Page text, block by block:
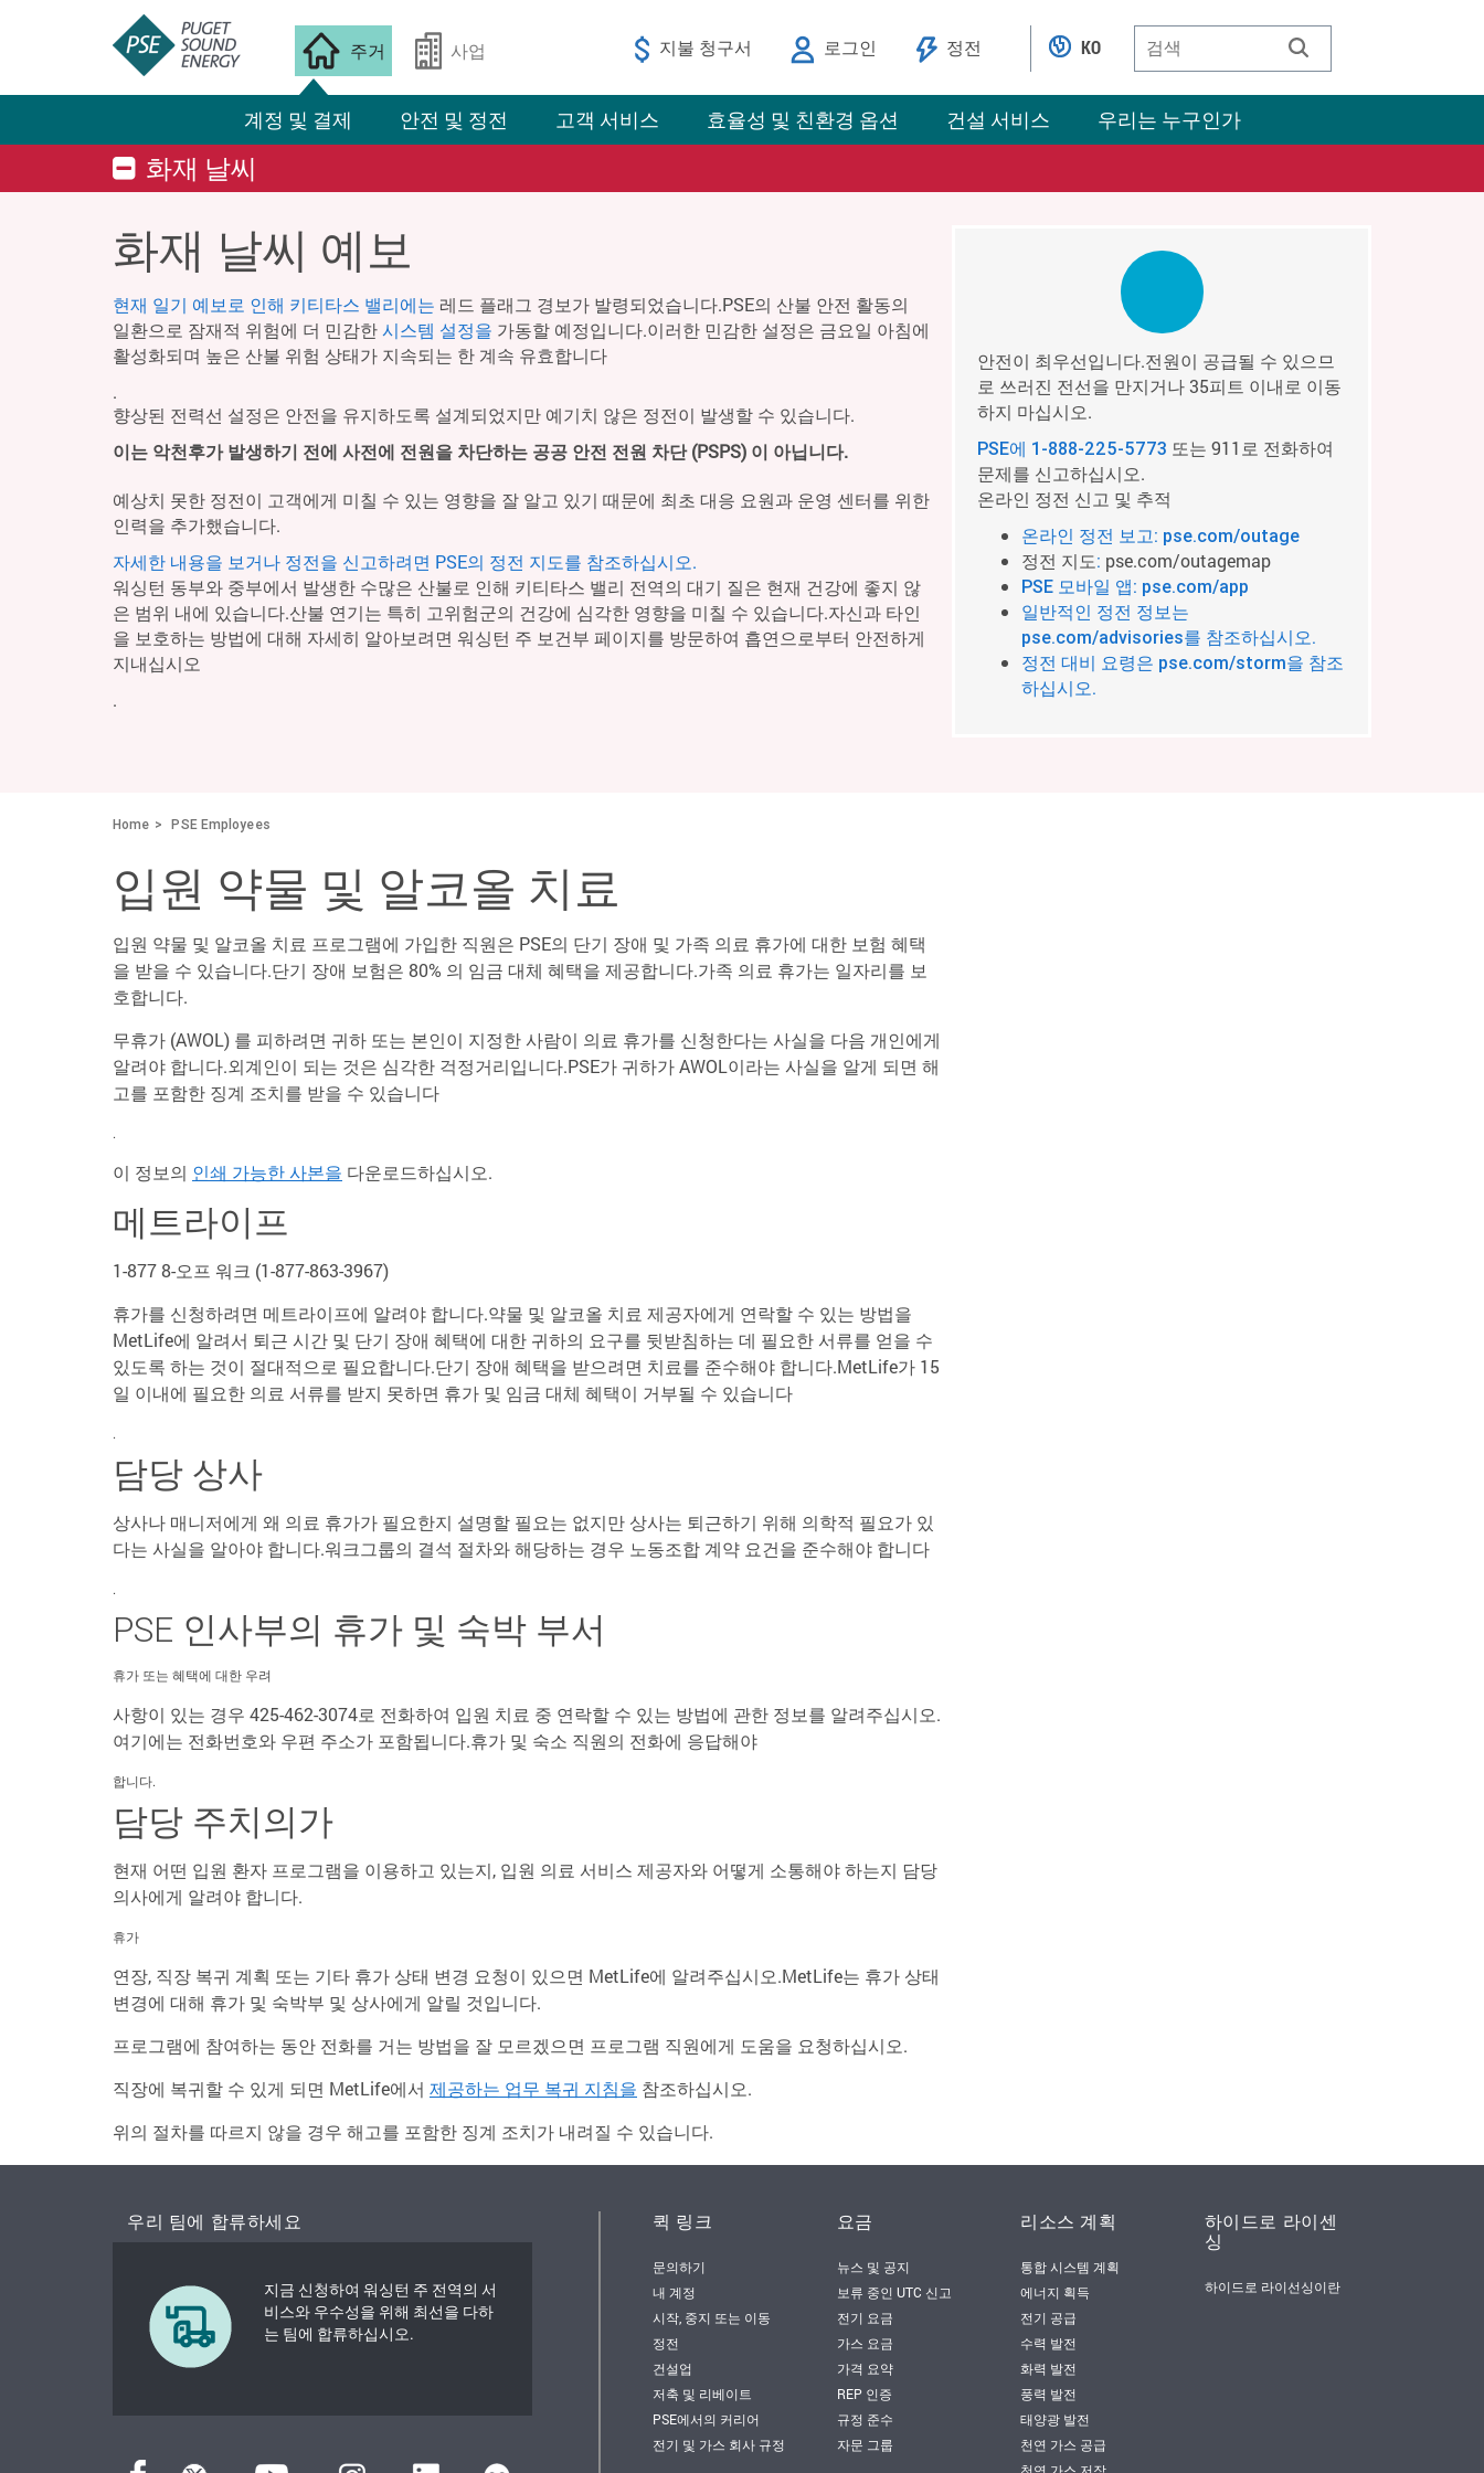
주거
계정 및 결제 안전 및 정전 고객 서비스 효율성 및 친환경 옵션 건설 서비스 우리는 누구인가
사업 지불 청구서 로그인 정전 KO
화재 날씨
화재 날씨 예보
현재 일기 예보로 인해 키티타스 밸리에는 레드 플래그 경보가 발령되었습니다.PSE의 산불 안전 활동의
일환으로 잠재적 위험에 더 민감한시스템 설정을 가동할 예정입니다.이러한 민감한 설정은 금요일 아침에
활성화되며 높은 산불 위험 상태가 지속되는 한 계속 유효합니다
.
향상된 전력선 설정은 안전을 유지하도록 설계되었지만 예기치 않은 정전이 발생할 수 있습니다.
이는 악천후가 발생하기 전에 사전에 전원을 차단하는 공공 안전 전원 차단 (PSPS) 이 아닙니다.
예상치 못한 정전이 고객에게 미칠 수 있는 영향을 잘 알고 있기 때문에 최초 대응 요원과 운영 센터를 위한
인력을 추가했습니다.
자세한 내용을 보거나 정전을 신고하려면 PSE의 정전 지도를 참조하십시오.
워싱턴 동부와 중부에서 발생한 수많은 산불로 인해 키티타스 밸리 전역의 대기 질은 현재 건강에 좋지 않
은 범위 내에 있습니다.산불 연기는 특히 고위험군의 건강에 심각한 영향을 미칠 수 있습니다.자신과 타인
을 보호하는 방법에 대해 자세히 알아보려면 워싱턴 주 보건부 페이지를 방문하여 흡연으로부터 안전하게
지내십시오
.
안전이 최우선입니다.전원이 공급될 수 있으므
로 쓰러진 전선을 만지거나 35피트 이내로 이동
하지 마십시오.
PSE에 1-888-225-5773 또는 911로 전화하여
문제를 신고하십시오.
온라인 정전 신고 및 추적
온라인 정전 보고: pse.com/outage
정전 지도: pse.com/outagemap
PSE 모바일 앱: pse.com/app
일반적인 정전 정보는
pse.com/advisories를 참조하십시오.
정전 대비 요령은 pse.com/storm을 참조
하십시오.
Home PSE Employees
입원 약물 및 알코올 치료
입원 약물 및 알코올 치료 프로그램에 가입한 직원은 PSE의 단기 장애 및 가족 의료 휴가에 대한 보험 혜택
을 받을 수 있습니다.단기 장애 보험은 80% 의 임금 대체 혜택을 제공합니다.가족 의료 휴가는 일자리를 보
호합니다.
무휴가 (AWOL) 를 피하려면 귀하 또는 본인이 지정한 사람이 의료 휴가를 신청한다는 사실을 다음 개인에게
알려야 합니다.외계인이 되는 것은 심각한 걱정거리입니다.PSE가 귀하가 AWOL이라는 사실을 알게 되면 해
고를 포함한 징계 조치를 받을 수 있습니다
.
이 정보의 인쇄 가능한 사본을 다운로드하십시오.
메트라이프
1-877 8-오프 워크 (1-877-863-3967)
휴가를 신청하려면 메트라이프에 알려야 합니다.약물 및 알코올 치료 제공자에게 연락할 수 있는 방법을
MetLife에 알려서 퇴근 시간 및 단기 장애 혜택에 대한 귀하의 요구를 뒷받침하는 데 필요한 서류를 얻을 수
있도록 하는 것이 절대적으로 필요합니다.단기 장애 혜택을 받으려면 치료를 준수해야 합니다.MetLife가 15
일 이내에 필요한 의료 서류를 받지 못하면 휴가 및 임금 대체 혜택이 거부될 수 있습니다
.
담당 상사
상사나 매니저에게 왜 의료 휴가가 필요한지 설명할 필요는 없지만 상사는 퇴근하기 위해 의학적 필요가 있
다는 사실을 알아야 합니다.워크그룹의 결석 절차와 해당하는 경우 노동조합 계약 요건을 준수해야 합니다
.
PSE 인사부의 휴가 및 숙박 부서
휴가 또는 혜택에 대한 우려
사항이 있는 경우 425-462-3074로 전화하여 입원 치료 중 연락할 수 있는 방법에 관한 정보를 알려주십시오.
여기에는 전화번호와 우편 주소가 포함됩니다.휴가 및 숙소 직원의 전화에 응답해야
합니다.
담당 주치의가
현재 어떤 입원 환자 프로그램을 이용하고 있는지, 입원 의료 서비스 제공자와 어떻게 소통해야 하는지 담당
의사에게 알려야 합니다.
휴가
연장, 직장 복귀 계획 또는 기타 휴가 상태 변경 요청이 있으면 MetLife에 알려주십시오.MetLife는 휴가 상태
변경에 대해 휴가 및 숙박부 및 상사에게 알릴 것입니다.
프로그램에 참여하는 동안 전화를 거는 방법을 잘 모르겠으면 프로그램 직원에게 도움을 요청하십시오.
직장에 복귀할 수 있게 되면 MetLife에서 제공하는 업무 복귀 지침을 참조하십시오.
위의 절차를 따르지 않을 경우 해고를 포함한 징계 조치가 내려질 수 있습니다.
우리 팀에 합류하세요
지금 신청하여 워싱턴 주 전역의 서
비스와 우수성을 위해 최선을 다하
는 팀에 합류하십시오.
퀵 링크
문의하기
내 계정
시작, 중지 또는 이동
정전
건설업
저축 및 리베이트
PSE에서의 커리어
전기 및 가스 회사 규정
요금
뉴스 및 공지
보류 중인 UTC 신고
전기 요금
가스 요금
가격 요약
REP 인증
규정 준수
자문 그룹
리소스 계획
통합 시스템 계획
에너지 획득
전기 공급
수력 발전
화력 발전
풍력 발전
태양광 발전
천연 가스 공급
하이드로 라이센
싱
하이드로 라이선싱이란